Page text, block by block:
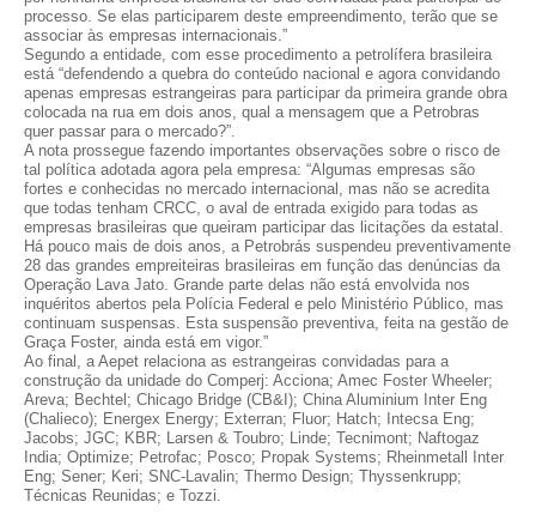
JURÍDICO
CONSULTORIA
ACORDOS, CONVENÇÕES E DISSÍDIOS
CONTRIBUIÇÕES
CONTRIBUIÇÃO ASSISTENCIAL
CONTRIBUIÇÃO ASSOCIATIVA OU ANUIDADE DE SÓCIO
CONTRIBUIÇÃO SINDICAL URBANA
REVISÃO DE APOSENTADORIA
FGTS EXPURGOS
FGTS CORREÇÃO
LEGISLAÇÃO
processo. Se elas participarem deste empreendimento, terão que se
associar às empresas internacionais.”
Segundo a entidade, com esse procedimento a petrolífera brasileira
está “defendendo a quebra do conteúdo nacional e agora convidando
apenas empresas estrangeiras para participar da primeira grande obra
colocada na rua em dois anos, qual a mensagem que a Petrobras
quer passar para o mercado?”.
A nota prossegue fazendo importantes observações sobre o risco de
tal política adotada agora pela empresa: “Algumas empresas são
fortes e conhecidas no mercado internacional, mas não se acredita
que todas tenham CRCC, o aval de entrada exigido para todas as
empresas brasileiras que queiram participar das licitações da estatal.
Há pouco mais de dois anos, a Petrobrás suspendeu preventivamente
28 das grandes empreiteiras brasileiras em função das denúncias da
Operação Lava Jato. Grande parte delas não está envolvida nos
inquéritos abertos pela Polícia Federal e pelo Ministério Público, mas
continuam suspensas. Esta suspensão preventiva, feita na gestão de
Graça Foster, ainda está em vigor.”
Ao final, a Aepet relaciona as estrangeiras convidadas para a
construção da unidade do Comperj: Acciona; Amec Foster Wheeler;
Areva; Bechtel; Chicago Bridge (CB&I); China Aluminium Inter Eng
(Chalieco); Energex Energy; Exterran; Fluor; Hatch; Intecsa Eng;
Jacobs; JGC; KBR; Larsen & Toubro; Linde; Tecnimont; Naftogaz
India; Optimize; Petrofac; Posco; Propak Systems; Rheinmetall Inter
Eng; Sener; Keri; SNC-Lavalin; Thermo Design; Thyssenkrupp;
Técnicas Reunidas; e Tozzi.